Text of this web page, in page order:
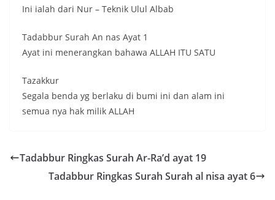
Ini ialah dari Nur – Teknik Ulul Albab
Tadabbur Surah An nas Ayat 1
Ayat ini menerangkan bahawa ALLAH ITU SATU
Tazakkur
Segala benda yg berlaku di bumi ini dan alam ini
semua nya hak milik ALLAH
Tadabbur Ringkas Surah Ar-Ra’d ayat 19
Tadabbur Ringkas Surah Surah al nisa ayat 6